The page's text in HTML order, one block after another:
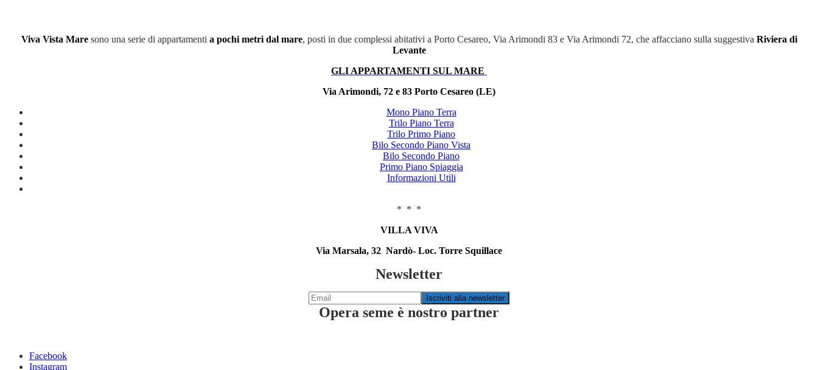
Viva Vista Maresono una serie di appartamenti a pochi metri dal mare, posti in due complessi abitativi a Porto Cesareo, Via Arimondi 83 e Via Arimondi 72, che affacciano sulla suggestiva Riviera di
Levante
GLI APPARTAMENTI SUL MARE
Via Arimondi, 72 e 83 Porto Cesareo (LE)
Mono Piano Terra
Trilo Piano Terra
Trilo Primo Piano
Bilo Secondo Piano Vista
Bilo Secondo Piano
Primo Piano Spiaggia
Informazioni Utili
* * *
VILLA VIVA
Via Marsala, 32 Nardò- Loc. Torre Squillace
Newsletter
Opera seme è nostro partner
Facebook
Instagram